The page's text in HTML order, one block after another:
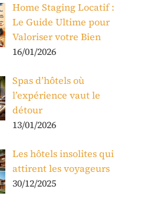
Home Staging Locatif :
Le Guide Ultime pour
Valoriser votre Bien
16/01/2026
Spas d’hôtels où
l’expérience vaut le
détour
13/01/2026
Les hôtels insolites qui
attirent les voyageurs
30/12/2025